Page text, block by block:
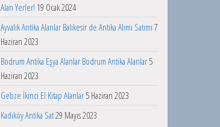
Alan Yerler! 19 Ocak 2024
Ayvalık Antika Alanlar Balıkesir de Antika Alımı Satımı 7
Haziran 2023
Bodrum Antika Eşya Alanlar Bodrum Antika Alanlar 5
Haziran 2023
Gebze İkinci El Kitap Alanlar 5 Haziran 2023
Kadıköy Antika Sat29 Mayıs 2023